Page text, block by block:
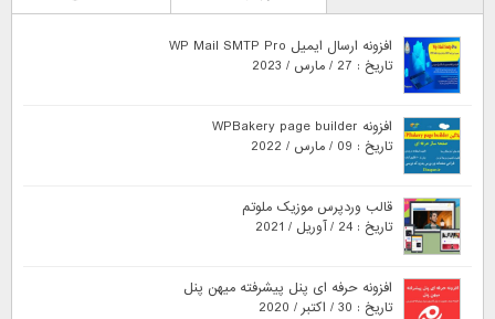
افزونه ارسال ایمیل WP Mail SMTP Pro
تاریخ : 27 / مارس / 2023
افزونه WPBakery page builder
تاریخ : 09 / مارس / 2022
قالب وردپرس موزیک ملوتم
تاریخ : 24 / آوریل / 2021
افزونه حرفه ای پنل پیشرفته میهن پنل
تاریخ : 30 / اکتبر / 2020